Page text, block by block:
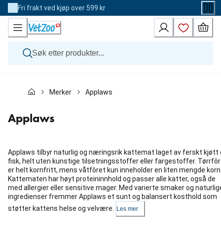
Skip
to
Content
Fri frakt ved kjøp over 599 kr
Katt
Andre dyr
Merker
Merker Applaws
Applaws
Applaws tilbyr naturlig og næringsrik kattemat laget av ferskt kjøtt
fisk, helt uten kunstige tilsetningsstoffer eller fargestoffer.
er helt kornfritt, mens våtfôret kun inneholder en liten mengde
Kattematen har høyt proteininnhold og passer alle katter, også de
med allergier eller sensitive mager. Med varierte smaker og
ingredienser fremmer Applaws et sunt og balansert kosthold som
støtter kattens helse og velvære.
Les mer